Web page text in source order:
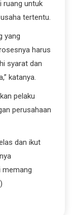
ruang untuk
tertentu.
yang
harus
syarat dan
katanya.
pelaku
perusahaan
dan ikut
memang